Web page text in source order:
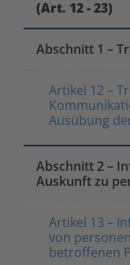
(Art. 12 - 23)
Abschnitt 1 –
Artikel 12 –
Ausübung
Abschnitt 2 –
Auskunft zu
Artikel 13 –
von
betroffenen